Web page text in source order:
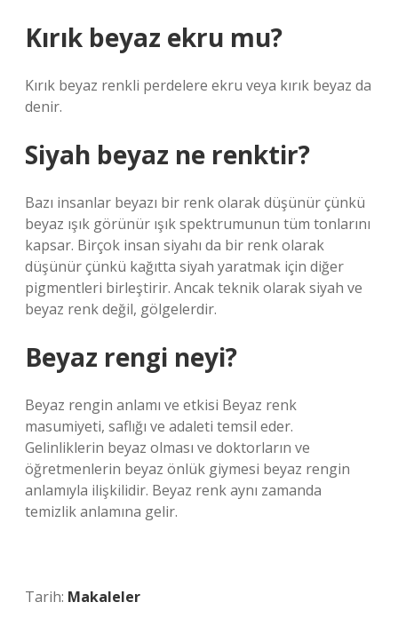
Kırık beyaz ekru mu?
Kırık beyaz renkli perdelere ekru veya kırık beyaz da
denir.
Siyah beyaz ne renktir?
Bazı insanlar beyazı bir renk olarak düşünür çünkü
beyaz ışık görünür ışık spektrumunun tüm tonlarını
kapsar. Birçok insan siyahı da bir renk olarak
düşünür çünkü kağıtta siyah yaratmak için diğer
pigmentleri birleştirir. Ancak teknik olarak siyah ve
beyaz renk değil, gölgelerdir.
Beyaz rengi neyi?
Beyaz rengin anlamı ve etkisi Beyaz renk
masumiyeti, saflığı ve adaleti temsil eder.
Gelinliklerin beyaz olması ve doktorların ve
öğretmenlerin beyaz önlük giymesi beyaz rengin
anlamıyla ilişkilidir. Beyaz renk aynı zamanda
temizlik anlamına gelir.
Tarih: Makaleler